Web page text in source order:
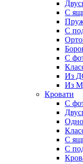
С
С
С
Из
Из
Кровати
С
С
С